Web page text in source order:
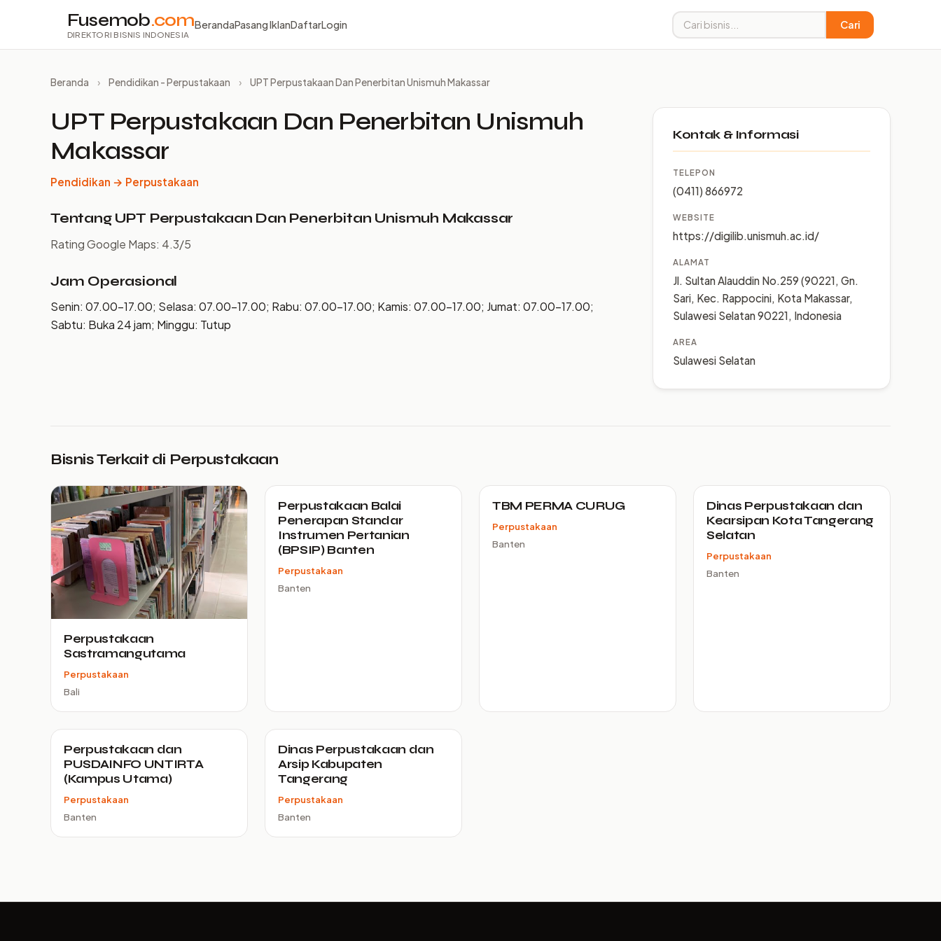
Fusemob.com
DIREKTORI BISNIS INDONESIA
BerandaPasang IklanDaftarLogin Cari
Beranda › Pendidikan - Perpustakaan › UPT Perpustakaan Dan Penerbitan Unismuh Makassar
UPT Perpustakaan Dan Penerbitan Unismuh
Makassar
Pendidikan → Perpustakaan
Tentang UPT Perpustakaan Dan Penerbitan Unismuh Makassar
Rating Google Maps: 4.3/5
Jam Operasional
Senin: 07.00–17.00; Selasa: 07.00–17.00; Rabu: 07.00–17.00; Kamis: 07.00–17.00; Jumat: 07.00–17.00;
Sabtu: Buka 24 jam; Minggu: Tutup
Kontak & Informasi
TELEPON
(0411) 866972
WEBSITE
https://digilib.unismuh.ac.id/
ALAMAT
Jl. Sultan Alauddin No.259 (90221, Gn.
Sari, Kec. Rappocini, Kota Makassar,
Sulawesi Selatan 90221, Indonesia
AREA
Sulawesi Selatan
Bisnis Terkait di Perpustakaan
Perpustakaan
Sastramangutama
Perpustakaan
Bali
Perpustakaan Balai
Penerapan Standar
Instrumen Pertanian
(BPSIP) Banten
Perpustakaan
Banten
TBM PERMA CURUG
Perpustakaan
Banten
Dinas Perpustakaan dan
Kearsipan Kota Tangerang
Selatan
Perpustakaan
Banten
Perpustakaan dan
PUSDAINFO UNTIRTA
(Kampus Utama)
Perpustakaan
Banten
Dinas Perpustakaan dan
Arsip Kabupaten
Tangerang
Perpustakaan
Banten